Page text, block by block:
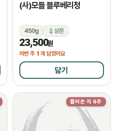
(사)모들 블루베리청
450g 상온
23,500원
이번 주 1개 담았어요
담기
들어온 지 6주